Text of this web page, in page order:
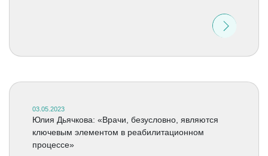
03.05.2023
Юлия Дьячкова: «Врачи, безусловно, являются
ключевым элементом в реабилитационном
процессе»